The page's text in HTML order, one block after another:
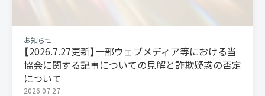
お知らせ
【2026.7.27更新】一部ウェブメディア等における当
協会に関する記事についての見解と詐欺疑惑の否定
について
2026.07.27